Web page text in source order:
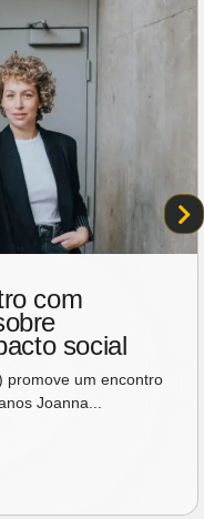
com
social
promove um encontro
Joanna...